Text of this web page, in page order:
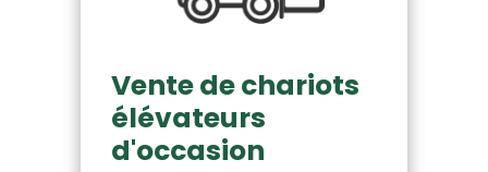
Vente de chariots
élévateurs
d'occasion